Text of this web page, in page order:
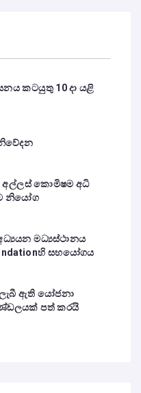
කටයුතු 10 දා යළි
අල්ලස් කොමිෂම අධි
නියෝග
මධ්‍යස්ථානය
සහයෝගය
ඇති යෝජනා
පත් කරයි